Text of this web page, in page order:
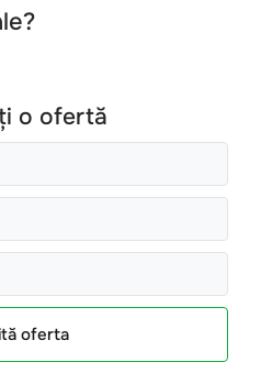
o ofertă
oferta